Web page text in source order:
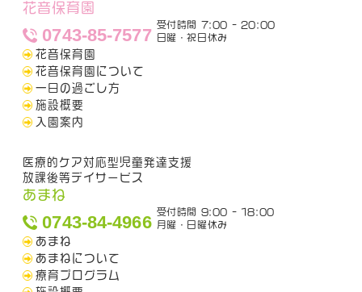
花音保育園
0743-85-7577
受付時間 7:00 - 20:00
日曜・祝日休み
花音保育園
花音保育園について
一日の過ごし方
施設概要
入園案内
医療的ケア対応型児童発達支援
放課後等デイサービス
あまね
0743-84-4966
受付時間 9:00 - 18:00
月曜・日曜休み
あまね
あまねについて
療育プログラム